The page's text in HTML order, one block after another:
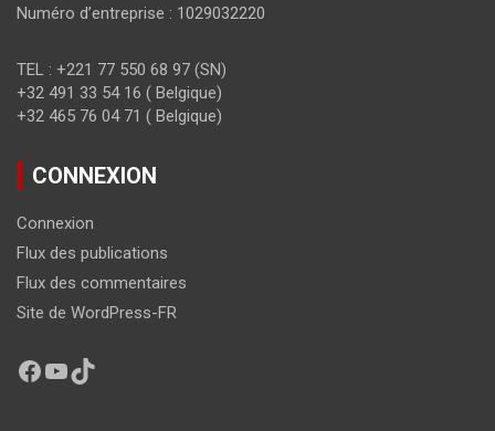
Numéro d’entreprise : 1029032220
TEL : +221 77 550 68 97 (SN)
+32 491 33 54 16 ( Belgique)
+32 465 76 04 71 ( Belgique)
CONNEXION
Connexion
Flux des publications
Flux des commentaires
Site de WordPress-FR